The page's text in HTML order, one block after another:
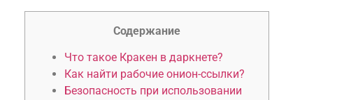
Содержание
Что такое Кракен в даркнете?
Как найти рабочие онион-ссылки?
Безопасность при использовании